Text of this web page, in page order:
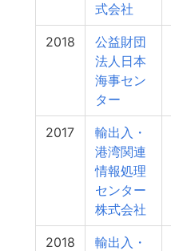
式会社
2018
公益財団
法人日本
海事セン
ター
2017
輸出入・
港湾関連
情報処理
センター
株式会社
2018
輸出入・